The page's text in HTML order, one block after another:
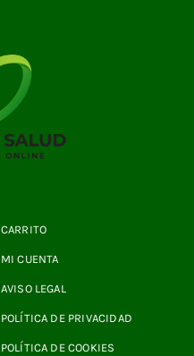
CARRITO
MI CUENTA
AVISO LEGAL
POLÍTICA DE PRIVACIDAD
POLÍTICA DE COOKIES